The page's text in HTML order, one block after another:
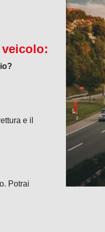
e il
Potrai